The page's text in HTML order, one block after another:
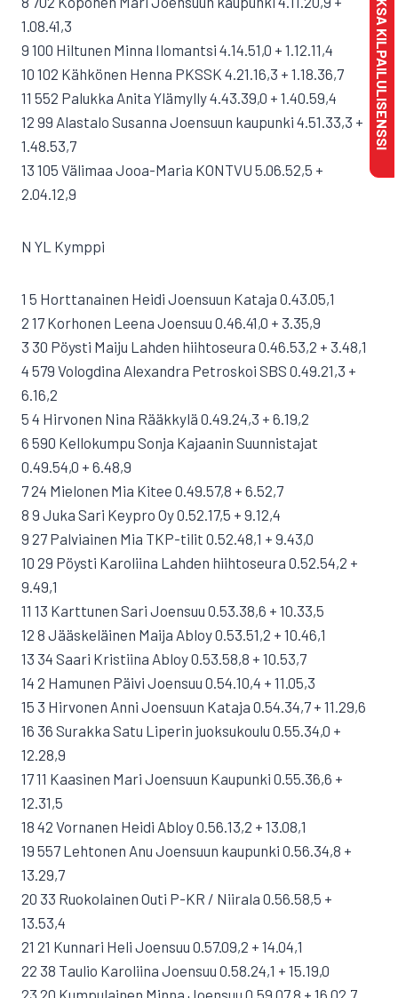
1.08.41,3
9 100 Hiltunen Minna Ilomantsi 4.14.51,0 + 1.12.11,4
10 102 Kähkönen Henna PKSSK 4.21.16,3 + 1.18.36,7
11 552 Palukka Anita Ylämylly 4.43.39,0 + 1.40.59,4
12 99 Alastalo Susanna Joensuun kaupunki 4.51.33,3 +
1.48.53,7
13 105 Välimaa Jooa-Maria KONTVU 5.06.52,5 +
2.04.12,9
N YL Kymppi
1 5 Horttanainen Heidi Joensuun Kataja 0.43.05,1
2 17 Korhonen Leena Joensuu 0.46.41,0 + 3.35,9
3 30 Pöysti Maiju Lahden hiihtoseura 0.46.53,2 + 3.48,1
4 579 Vologdina Alexandra Petroskoi SBS 0.49.21,3 +
6.16,2
5 4 Hirvonen Nina Rääkkylä 0.49.24,3 + 6.19,2
6 590 Kellokumpu Sonja Kajaanin Suunnistajat
0.49.54,0 + 6.48,9
7 24 Mielonen Mia Kitee 0.49.57,8 + 6.52,7
8 9 Juka Sari Keypro Oy 0.52.17,5 + 9.12,4
9 27 Palviainen Mia TKP-tilit 0.52.48,1 + 9.43,0
10 29 Pöysti Karoliina Lahden hiihtoseura 0.52.54,2 +
9.49,1
11 13 Karttunen Sari Joensuu 0.53.38,6 + 10.33,5
12 8 Jääskeläinen Maija Abloy 0.53.51,2 + 10.46,1
13 34 Saari Kristiina Abloy 0.53.58,8 + 10.53,7
14 2 Hamunen Päivi Joensuu 0.54.10,4 + 11.05,3
15 3 Hirvonen Anni Joensuun Kataja 0.54.34,7 + 11.29,6
16 36 Surakka Satu Liperin juoksukoulu 0.55.34,0 +
12.28,9
17 11 Kaasinen Mari Joensuun Kaupunki 0.55.36,6 +
12.31,5
18 42 Vornanen Heidi Abloy 0.56.13,2 + 13.08,1
19 557 Lehtonen Anu Joensuun kaupunki 0.56.34,8 +
13.29,7
20 33 Ruokolainen Outi P-KR / Niirala 0.56.58,5 +
13.53,4
21 21 Kunnari Heli Joensuu 0.57.09,2 + 14.04,1
22 38 Taulio Karoliina Joensuu 0.58.24,1 + 15.19,0
23 20 Kumpulainen Minna Joensuu 0.59.07,8 + 16.02,7
MAKSA KILPAILULISENSSI